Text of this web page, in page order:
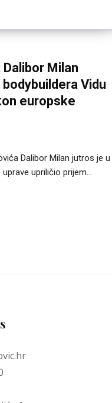
Milan
Vidu
europske
Dalibor Milan jutros je u
upriličio prijem...